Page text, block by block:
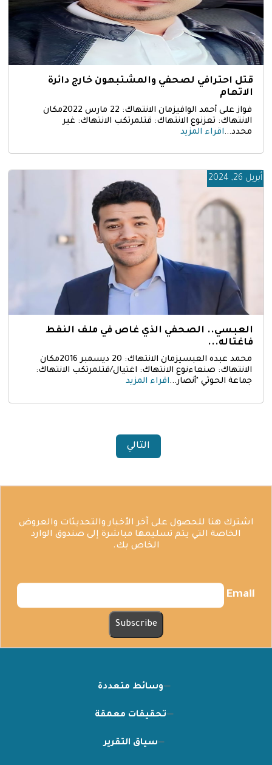
قتل احترافي لصحفي والمشتبهون خارج دائرة
الاتهام
فواز على أحمد الوافيزمان الانتهاك: 22 مارس 2022مكان
الانتهاك: تعزنوع الانتهاك: قتلمرتكب الانتهاك: غير
محدد...اقراء المزيد
أبريل 26, 2024
العبسي.. الصحفي الذي غاص في ملف النفط
فاغتاله...
محمد عبده العبسيزمان الانتهاك: 20 ديسمبر 2016مكان
الانتهاك: صنعاءنوع الانتهاك: اغتيال/قتلمرتكب الانتهاك:
جماعة الحوثي "أنصار...اقراء المزيد
التالي
اشترك هنا للحصول على آخر الأخبار والتحديثات والعروض
الخاصة التي يتم تسليمها مباشرة إلى صندوق الوارد
الخاص بك.
Email
وسائط متعددة
تحقيقات معمقة
سياق التقرير